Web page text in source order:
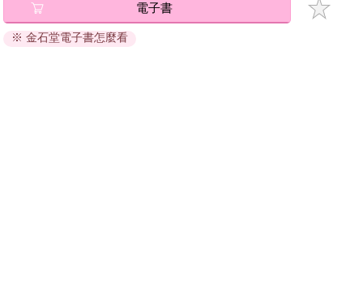
退換貨須知：
因版權保護，您在金石堂所購買的電子書僅能以金石堂專屬
電子書
※ 金石堂電子書怎麼看